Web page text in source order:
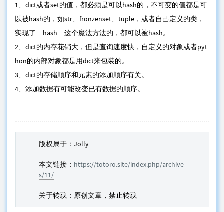
1、dict或者set的值，都必须是可以hash的，不可变的值都是可
以被hash的，如str、fronzenset、tuple，或者自己定义的类，
实现了__hash__这个魔法方法的，都可以被hash。
2、dict的内存花销大，但是查询速度快，自定义的对象或者pyt
hon的内部对象都是用dict来包装的。
3、dict的存储顺序和元素的添加顺序有关。
4、添加数据有可能改变已有数据的顺序。
版权属于：Jolly
本文链接： https://totoro.site/index.php/archive
s/11/
关于转载：原创文章，禁止转载